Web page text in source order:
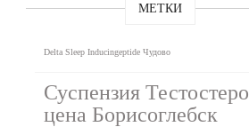
МЕТКИ
Delta Sleep Inducingeptide Чудово
Суспензия
цена Борисоглебск